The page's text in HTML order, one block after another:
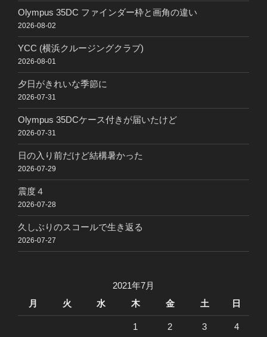
Olympus 35DC ファインダー枠と画角の違い
2026-08-02
YCC (横浜クルージングクラブ)
2026-08-01
夕日がきれいな季節に
2026-07-31
Olympus 35DCケース付きが届いたけど
2026-07-31
日の入り前だけど結構暑かった
2026-07-29
震度４
2026-07-28
久しぶりのスコールで生き返る
2026-07-27
2021年7月
月
火 水 木 金 土 日
1 2 3 4